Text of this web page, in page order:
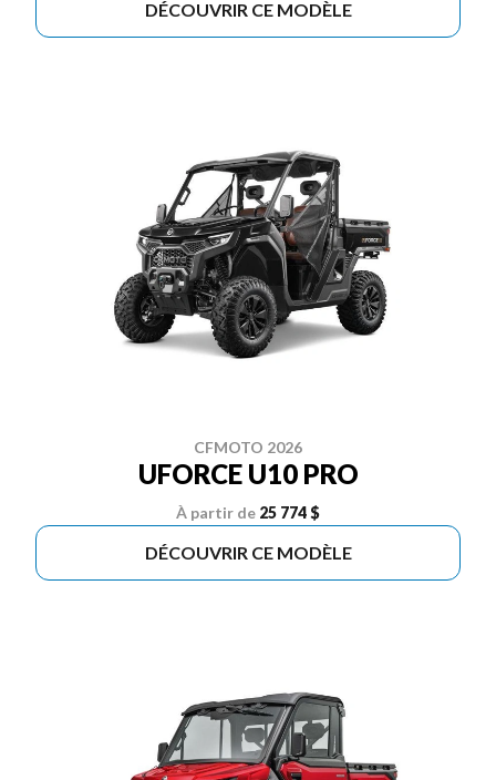
DÉCOUVRIR CE MODÈLE
CFMOTO 2026
UFORCE U10 PRO
À partir de 25 774 $
DÉCOUVRIR CE MODÈLE